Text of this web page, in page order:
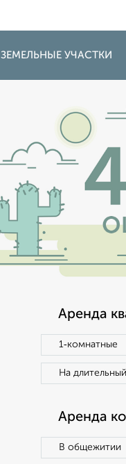
ЗЕМЕЛЬНЫЕ УЧАСТКИ
Аренда
1‑комнатные
На
Аренда
В общежитии